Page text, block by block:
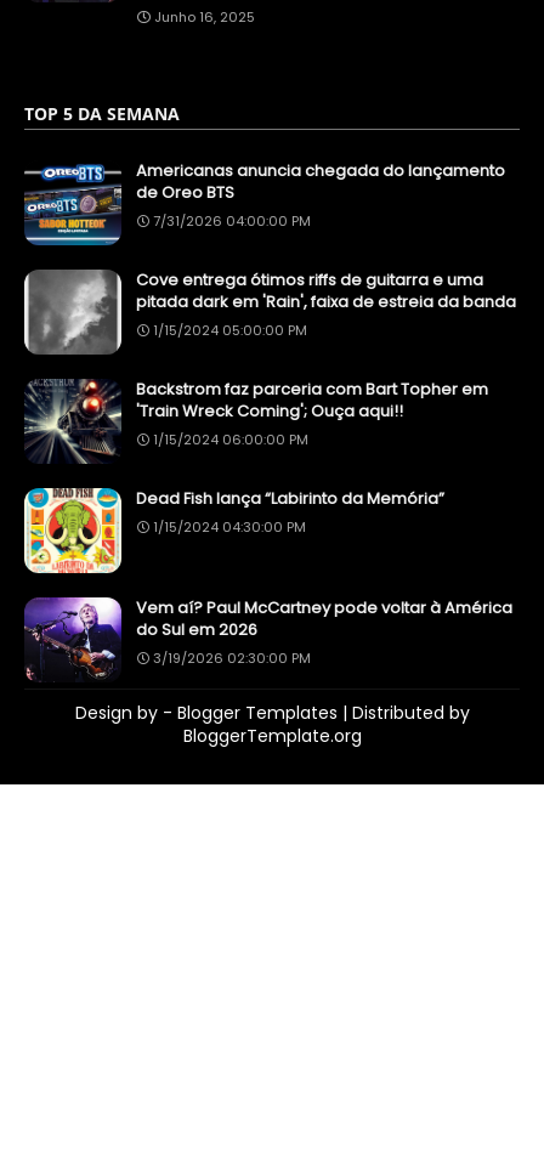
Junho 16, 2025
TOP 5 DA SEMANA
Americanas anuncia chegada do lançamento
de Oreo BTS
7/31/2026 04:00:00 PM
Cove entrega ótimos riffs de guitarra e uma
pitada dark em 'Rain', faixa de estreia da banda
1/15/2024 05:00:00 PM
Backstrom faz parceria com Bart Topher em
'Train Wreck Coming'; Ouça aqui!!
1/15/2024 06:00:00 PM
Dead Fish lança “Labirinto da Memória”
1/15/2024 04:30:00 PM
Vem aí? Paul McCartney pode voltar à América
do Sul em 2026
3/19/2026 02:30:00 PM
Design by - Blogger Templates | Distributed by
BloggerTemplate.org